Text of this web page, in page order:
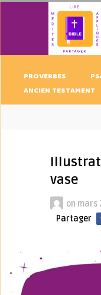
PROVERBES
ANCIEN TESTAMENT
vase
on mars
Partager